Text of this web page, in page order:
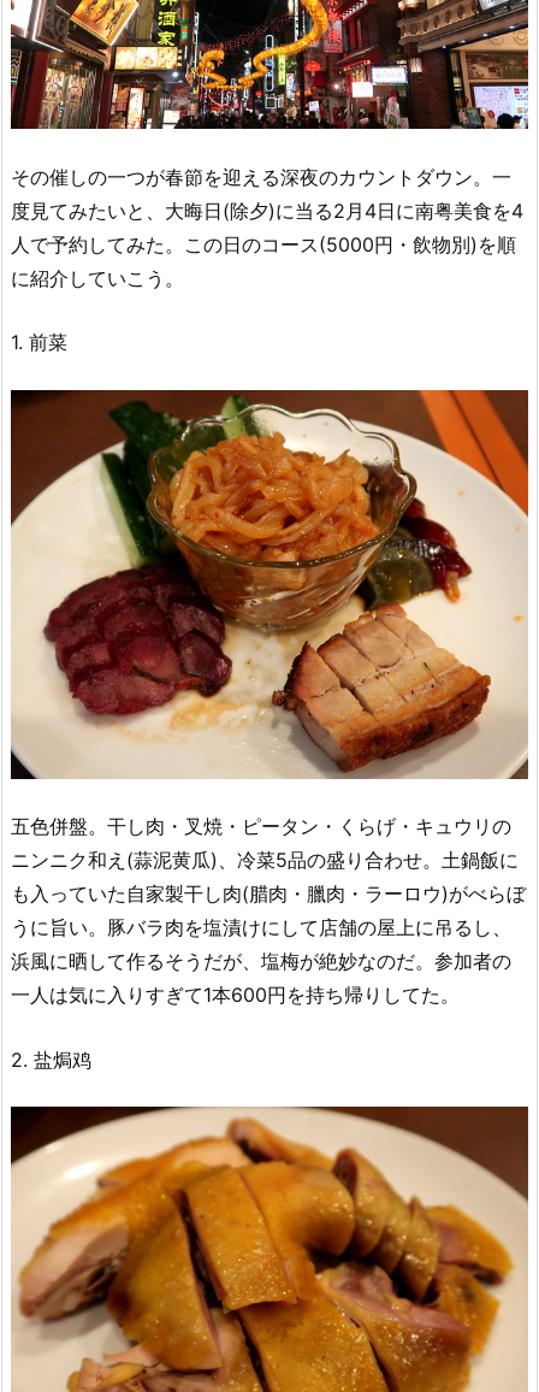
その催しの一つが春節を迎える深夜のカウントダウン。一
度見てみたいと、大晦日(除夕)に当る2月4日に南粤美食を4
人で予約してみた。この日のコース(5000円・飲物別)を順
に紹介していこう。
1. 前菜
五色併盤。干し肉・叉焼・ピータン・くらげ・キュウリの
ニンニク和え(蒜泥黄瓜)、冷菜5品の盛り合わせ。土鍋飯に
も入っていた自家製干し肉(腊肉・臘肉・ラーロウ)がべらぼ
うに旨い。豚バラ肉を塩漬けにして店舗の屋上に吊るし、
浜風に晒して作るそうだが、塩梅が絶妙なのだ。参加者の
一人は気に入りすぎて1本600円を持ち帰りしてた。
2. 盐焗鸡